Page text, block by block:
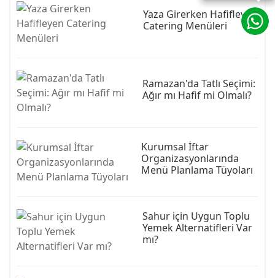
Yaza Girerken Hafifleyen
Catering Menüleri
Ramazan'da Tatlı Seçimi:
Ağır mı Hafif mi Olmalı?
Kurumsal İftar
Organizasyonlarında
Menü Planlama Tüyoları
Sahur için Uygun Toplu
Yemek Alternatifleri Var
mı?